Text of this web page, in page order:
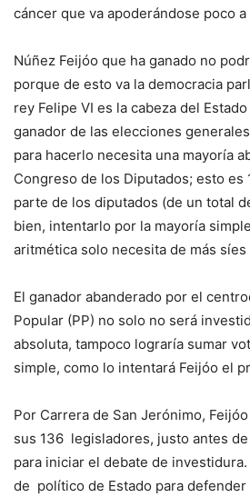
cáncer que va apoderándose poco
Núñez Feijóo que ha ganado no
porque de esto va la democracia
rey Felipe VI es la cabeza del
ganador de las elecciones
para hacerlo necesita una mayoría
Congreso de los Diputados; esto es
parte de los diputados (de un total
bien, intentarlo por la mayoría
aritmética solo necesita de más síes
El ganador abanderado por el
Popular (PP) no solo no será
absoluta, tampoco lograría sumar
simple, como lo intentará Feijóo el
Por Carrera de San Jerónimo,
sus 136 legisladores, justo antes
para iniciar el debate de
de político de Estado para defender